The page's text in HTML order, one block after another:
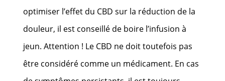
optimiser l’effet du CBD sur la réduction de la
douleur, il est conseillé de boire l’infusion à
jeun. Attention ! Le CBD ne doit toutefois pas
être considéré comme un médicament. En cas